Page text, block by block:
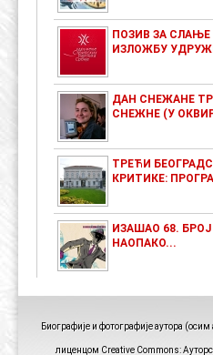
ПОЗИВ ЗА
ИЗЛОЖБУ
ДАН СНЕЖАНЕ
СНЕЖНЕ (У
ТРЕЋИ
КРИТИКЕ:
ИЗАШАО 68.
НАОПАКО...
Биографије и фотографије аутора (осим
лиценцом Creative Commons: